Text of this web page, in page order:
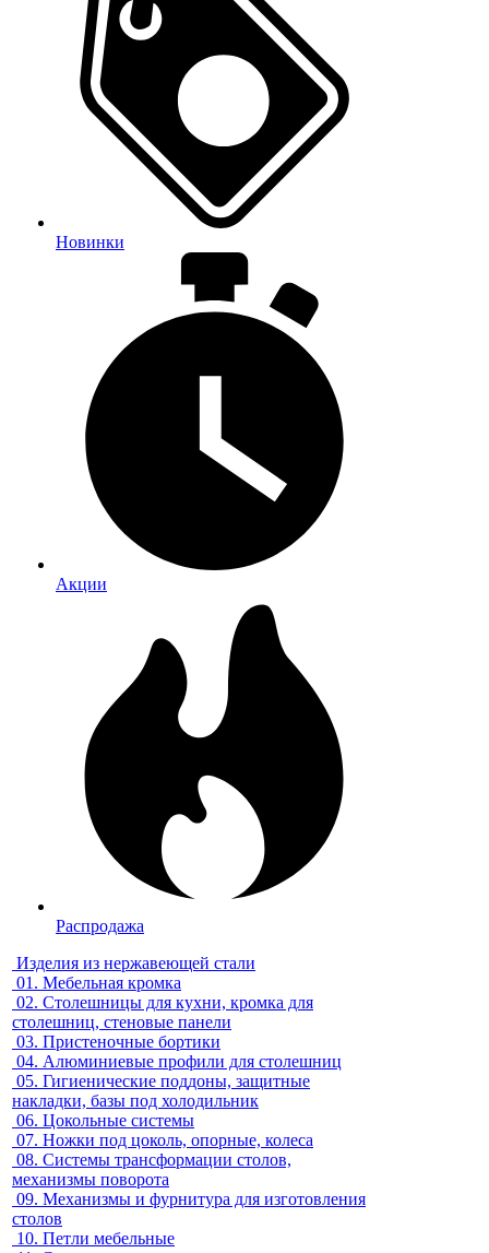
Новинки
Акции
Распродажа
Изделия из нержавеющей стали
01. Мебельная кромка
02. Столешницы для кухни, кромка для
столешниц, стеновые панели
03. Пристеночные бортики
04. Алюминиевые профили для столешниц
05. Гигиенические поддоны, защитные
накладки, базы под холодильник
06. Цокольные системы
07. Ножки под цоколь, опорные, колеса
08. Системы трансформации столов,
механизмы поворота
09. Механизмы и фурнитура для изготовления
столов
10. Петли мебельные